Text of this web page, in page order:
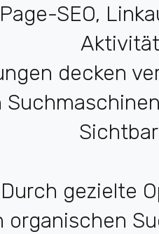
SEO,
decken
gezielte
organischen